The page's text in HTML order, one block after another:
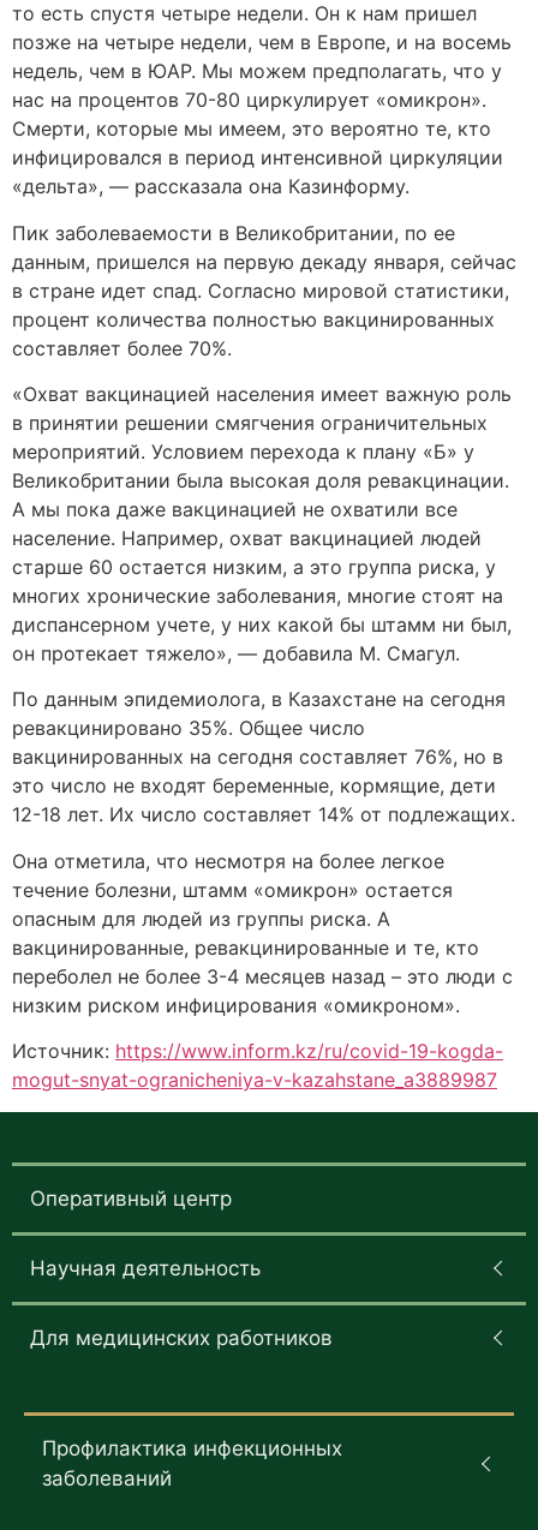
то есть спустя четыре недели. Он к нам пришел
позже на четыре недели, чем в Европе, и на восемь
недель, чем в ЮАР. Мы можем предполагать, что у
нас на процентов 70-80 циркулирует «омикрон».
Смерти, которые мы имеем, это вероятно те, кто
инфицировался в период интенсивной циркуляции
«дельта», — рассказала она Казинформу.
Пик заболеваемости в Великобритании, по ее
данным, пришелся на первую декаду января, сейчас
в стране идет спад. Согласно мировой статистики,
процент количества полностью вакцинированных
составляет более 70%.
«Охват вакцинацией населения имеет важную роль
в принятии решении смягчения ограничительных
мероприятий. Условием перехода к плану «Б» у
Великобритании была высокая доля ревакцинации.
А мы пока даже вакцинацией не охватили все
население. Например, охват вакцинацией людей
старше 60 остается низким, а это группа риска, у
многих хронические заболевания, многие стоят на
диспансерном учете, у них какой бы штамм ни был,
он протекает тяжело», — добавила М. Смагул.
По данным эпидемиолога, в Казахстане на сегодня
ревакцинировано 35%. Общее число
вакцинированных на сегодня составляет 76%, но в
это число не входят беременные, кормящие, дети
12-18 лет. Их число составляет 14% от подлежащих.
Она отметила, что несмотря на более легкое
течение болезни, штамм «омикрон» остается
опасным для людей из группы риска. А
вакцинированные, ревакцинированные и те, кто
переболел не более 3-4 месяцев назад – это люди с
низким риском инфицирования «омикроном».
Источник: https://www.inform.kz/ru/covid-19-kogda-
mogut-snyat-ogranicheniya-v-kazahstane_a3889987
Оперативный центр
Научная деятельность
Для медицинских работников
Профилактика инфекционных
заболеваний